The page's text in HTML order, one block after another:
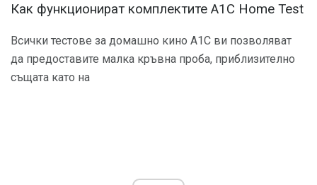
Как функционират комплектите A1C Home Test
Всички тестове за домашно кино A1C ви позволяват
да предоставите малка кръвна проба, приблизително
същата като на